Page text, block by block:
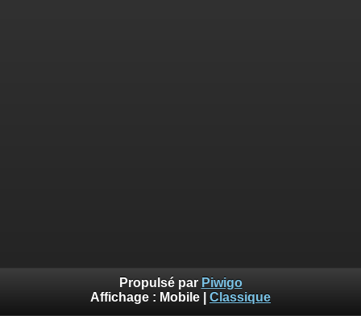
Propulsé par Piwigo
Affichage : Mobile Classique